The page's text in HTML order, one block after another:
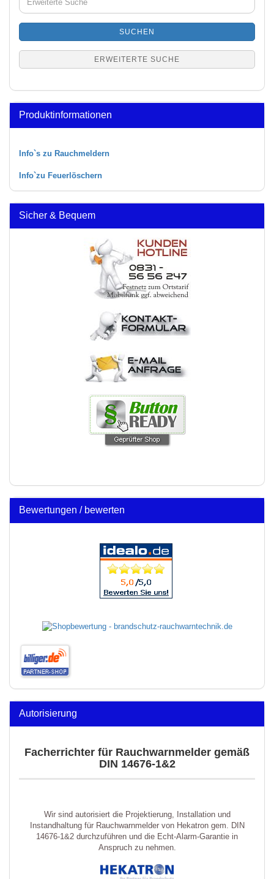
Suche
SUCHEN
ERWEITERTE SUCHE
Produktinformationen
Info`s zu Rauchmeldern
Info`zu Feuerlöschern
Sicher & Bequem
Bewertungen / bewerten
Autorisierung
Facherrichter für Rauchwarnmelder gemäß
DIN 14676-1&2
Wir sind autorisiert die Projektierung, Installation und
Instandhaltung für Rauchwarnmelder von Hekatron gem. DIN
14676-1&2 durchzuführen und die Echt-Alarm-Garantie in
Anspruch zu nehmen.